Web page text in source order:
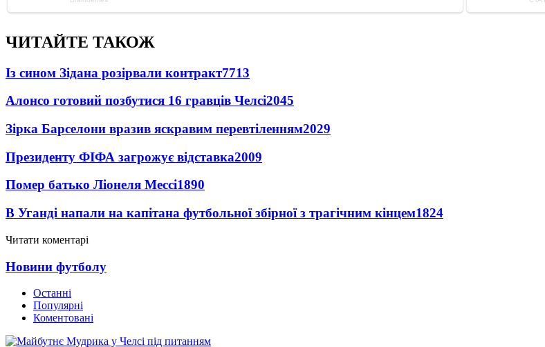
ЧИТАЙТЕ ТАКОЖ
Із сином Зідана розірвали контракт7713
Алонсо готовий позбутися 16 гравців Челсі2045
Зірка Барселони вразив яскравим перевтіленням2029
Президенту ФІФА загрожує відставка2009
Помер батько Ліонеля Мессі1890
В Уганді напали на капітана футбольної збірної з трагічним кінцем1824
Читати коментарі
Новини футболу
Останні
Популярні
Коментовані